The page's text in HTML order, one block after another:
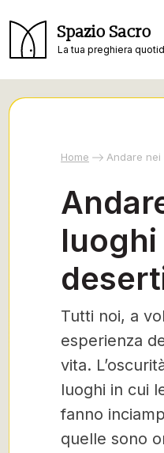
Spazio Sacro
La tua preghiera
Home Andare
luoghi
Tutti noi, a
esperienza
vita.
luoghi in cui
fanno
quelle sono